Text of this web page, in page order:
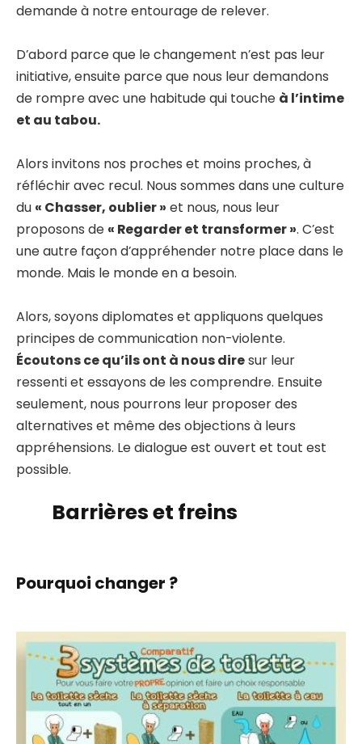
demande à notre entourage de relever.
D’abord parce que le changement n’est pas leur
initiative, ensuite parce que nous leur demandons
de rompre avec une habitude qui touche à l’intime
et au tabou.
Alors invitons nos proches et moins proches, à
réfléchir avec recul. Nous sommes dans une culture
du « Chasser, oublier » et nous, nous leur
proposons de « Regarder et transformer ». C’est
une autre façon d’appréhender notre place dans le
monde. Mais le monde en a besoin.
Alors, soyons diplomates et appliquons quelques
principes de communication non-violente.
Écoutons ce qu’ils ont à nous diresur leur
ressenti et essayons de les comprendre. Ensuite
seulement, nous pourrons leur proposer des
alternatives et même des objections à leurs
appréhensions. Le dialogue est ouvert et tout est
possible.
Barrières et freins
Pourquoi changer ?